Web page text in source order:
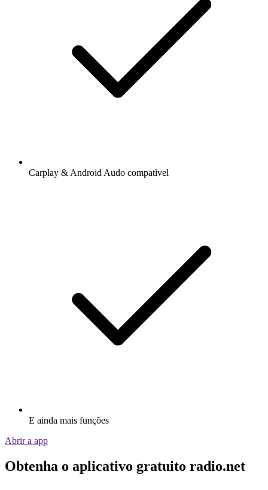
Carplay & Android Audo compatìvel
E ainda mais funções
Abrir a app
Obtenha o aplicativo gratuito radio.net